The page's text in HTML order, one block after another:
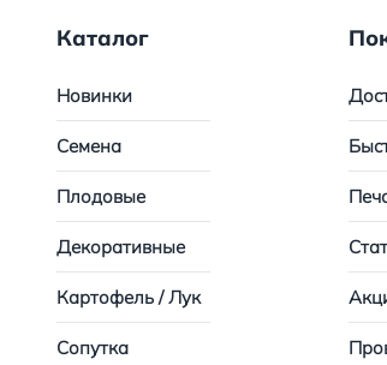
Каталог
Новинки
Семена
Плодовые
Декоративные
Картофель / Лук
Сопутка